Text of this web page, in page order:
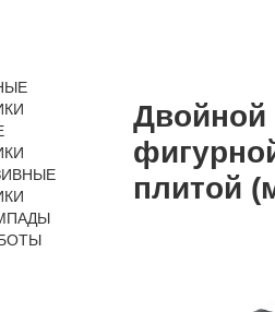
Двойной
плитой